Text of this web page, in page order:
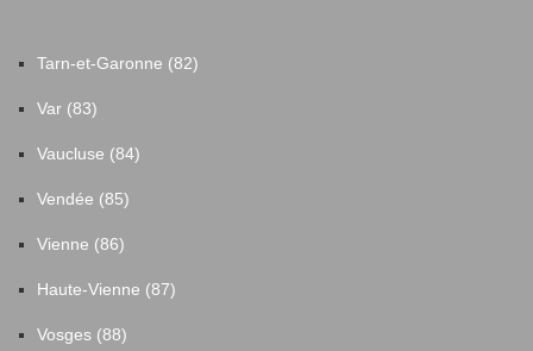
Tarn-et-Garonne (82)
Var (83)
Vaucluse (84)
Vendée (85)
Vienne (86)
Haute-Vienne (87)
Vosges (88)